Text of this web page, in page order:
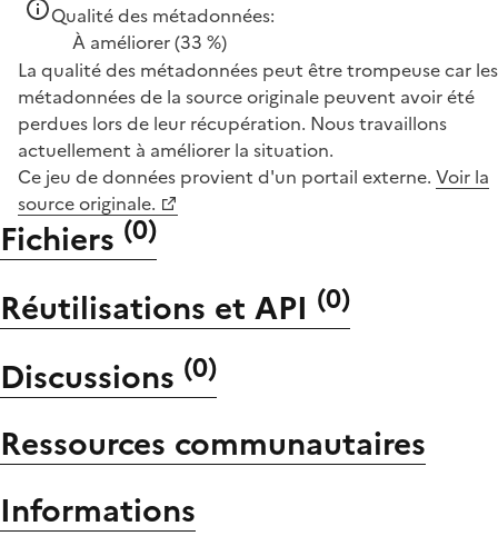
Qualité des métadonnées:
À améliorer(33 %)
La qualité des métadonnées peut être trompeuse car les
métadonnées de la source originale peuvent avoir été
perdues lors de leur récupération. Nous travaillons
actuellement à améliorer la situation.
Ce jeu de données provient d'un portail externe. Voir la
source originale.
Fichiers (0)
Réutilisations et API (0)
Discussions (0)
Ressources communautaires
Informations